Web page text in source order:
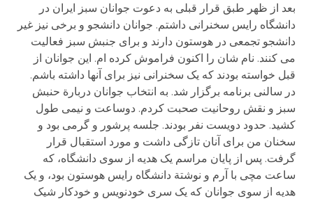
بعد از ظهر طبق قرار قبلی به دعوت جوانان سبز ایران در
دانشگاه رایس سخنرانی داشتم. جوانان دانشجو و برخی نیز غیر
دانشجو تجمعی در هوستون دارند و برای جنبش سبز فعالیت
می کنند. نام شان را اکنون فراموش کرده ام. این جوانان از
قبل خواسته بودند که یک سخنرانی نیز برای آنها داشته باشم.
در سالنی برنامه برگزار شد. به انتخاب جوانان دربارة حنبش
سبز و نقش روحانیت صحبت کردم. دوساعت و نیمی طول
کشید. حدود دویست نفر بودند. جلسه پرشور و گرمی بود و
سخنان من برای آنان تازگی داشت و مورد استقبال قرار
گرفت. پس از پایان مراسم یک هدیه از سوی دانشگاه، که
ساعت مچی با آرم و نوشتة دانشگاه رایس هوستون بود، و یک
هدیه از سوی جوانان که یک سری خودنویس و خودکار شیک